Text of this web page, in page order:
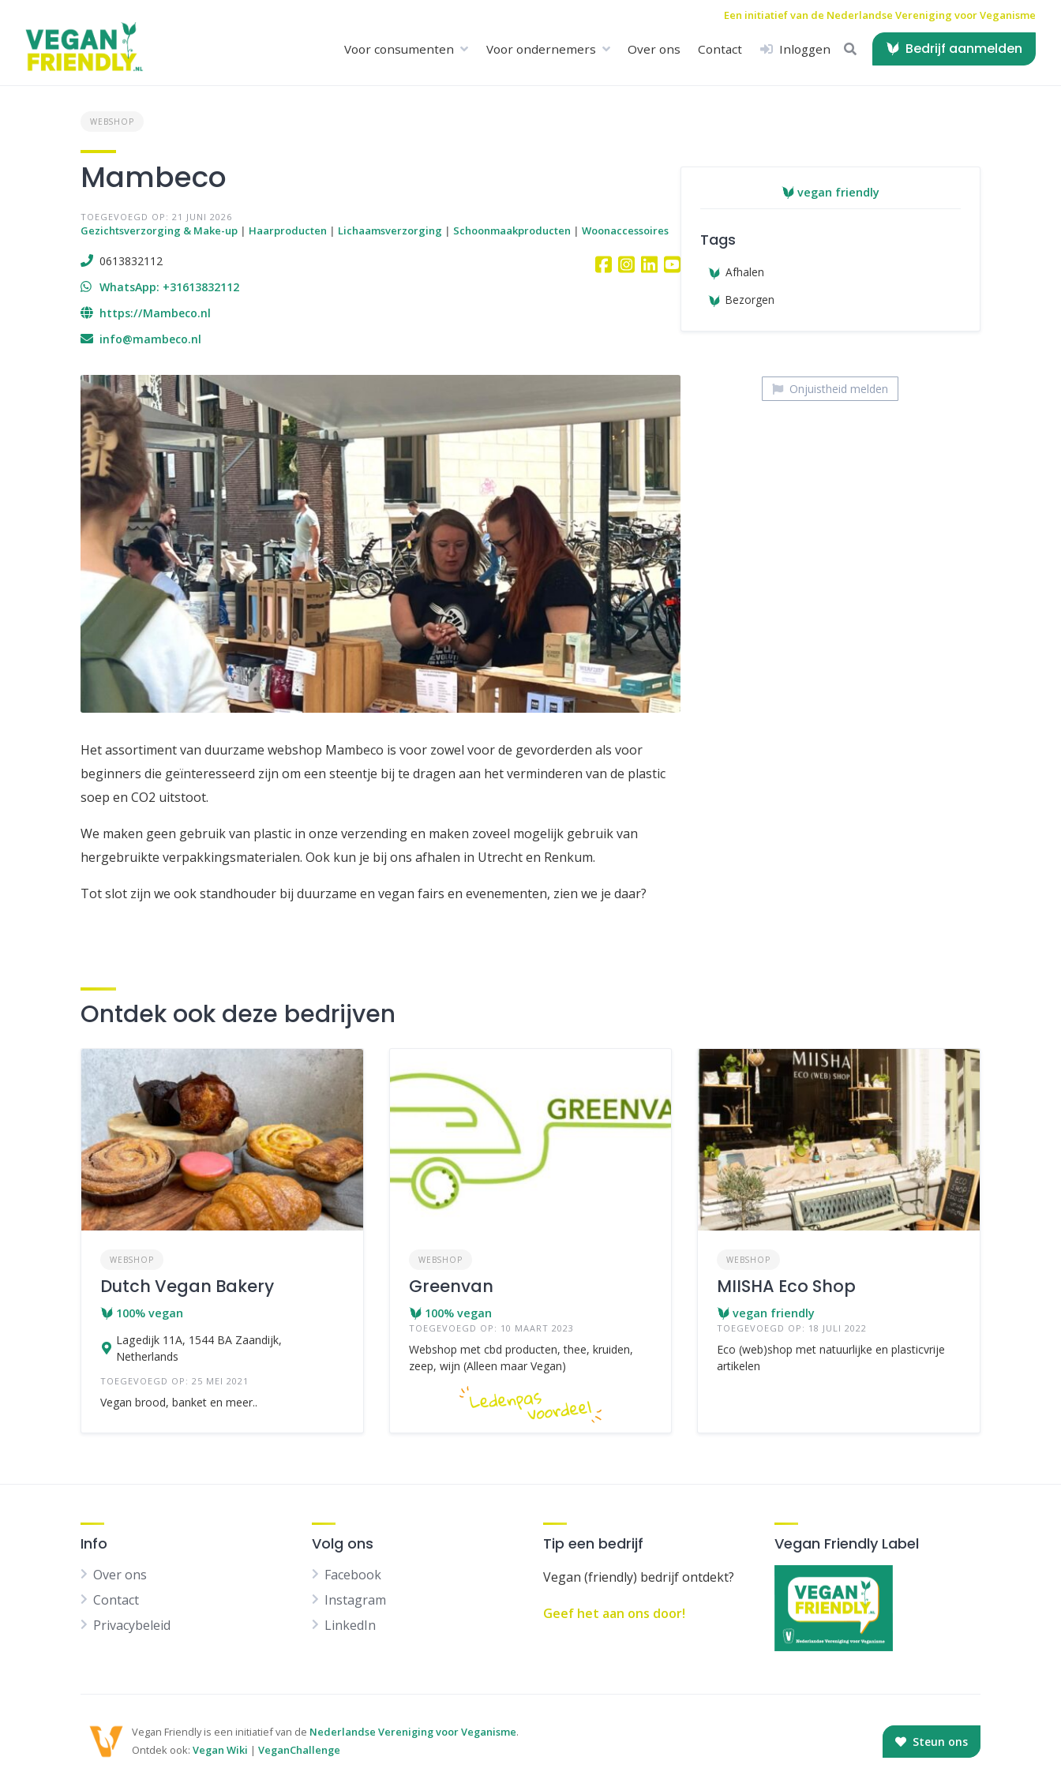
Een initiatief van de Nederlandse Vereniging voor Veganisme
content
Voor consumenten Voor ondernemers Over ons Contact Inloggen Bedrijf aanmelden
WEBSHOP
Mambeco
TOEGEVOEGD OP: 21 JUNI 2026
Gezichtsverzorging & Make-up | Haarproducten | Lichaamsverzorging | Schoonmaakproducten | Woonaccessoires
0613832112
WhatsApp: +31613832112
https://Mambeco.nl
info@mambeco.nl
Het assortiment van duurzame webshop Mambeco is voor zowel voor de gevorderden als voor
beginners die geïnteresseerd zijn om een steentje bij te dragen aan het verminderen van de plastic
soep en CO2 uitstoot.
We maken geen gebruik van plastic in onze verzending en maken zoveel mogelijk gebruik van
hergebruikte verpakkingsmaterialen. Ook kun je bij ons afhalen in Utrecht en Renkum.
Tot slot zijn we ook standhouder bij duurzame en vegan fairs en evenementen, zien we je daar?
vegan friendly
Tags
Afhalen
Bezorgen
Onjuistheid melden
Ontdek ook deze bedrijven
WEBSHOP
Dutch Vegan Bakery
100% vegan
Lagedijk 11A, 1544 BA Zaandijk,
Netherlands
TOEGEVOEGD OP: 25 MEI 2021
Vegan brood, banket en meer..
WEBSHOP
Greenvan
100% vegan
TOEGEVOEGD OP: 10 MAART 2023
Webshop met cbd producten, thee, kruiden,
zeep, wijn (Alleen maar Vegan)
WEBSHOP
MIISHA Eco Shop
vegan friendly
TOEGEVOEGD OP: 18 JULI 2022
Eco (web)shop met natuurlijke en plasticvrije
artikelen
Info
Over ons
Contact
Privacybeleid
Volg ons
Facebook
Instagram
LinkedIn
Tip een bedrijf
Vegan (friendly) bedrijf ontdekt?
Geef het aan ons door!
Vegan Friendly Label
Vegan Friendly is een initiatief van de Nederlandse Vereniging voor Veganisme.
Ontdek ook: Vegan Wiki | VeganChallenge
Steun ons